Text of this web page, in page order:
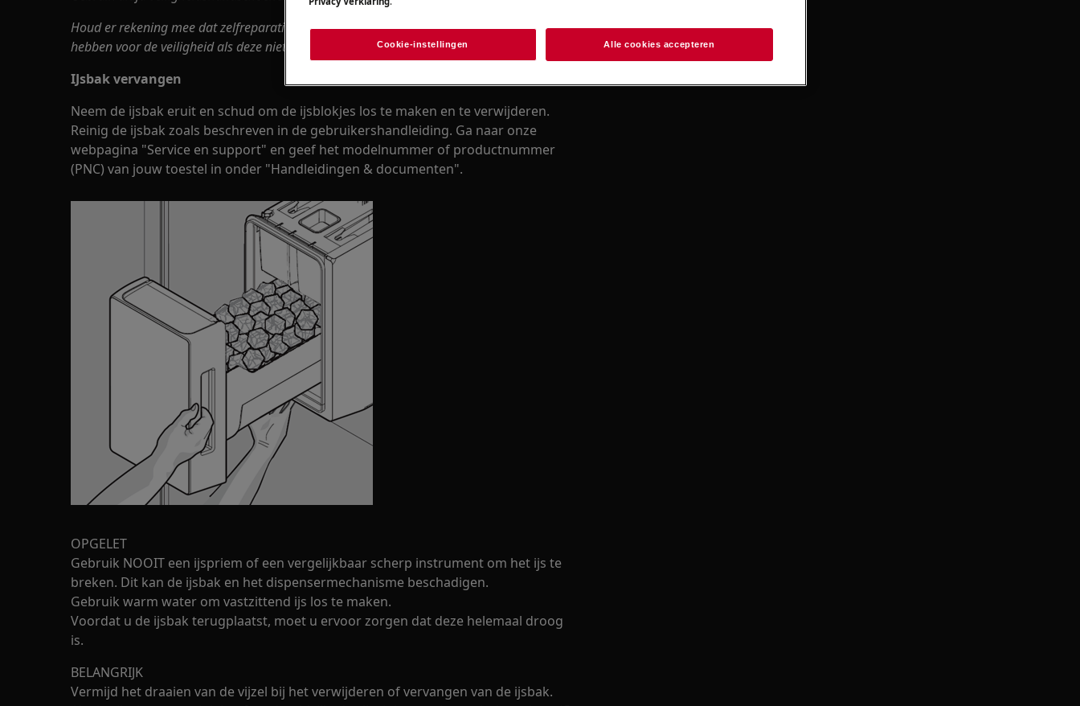
Houd er rekening mee dat zelfreparatie of niet-professionele reparatie gevolgen kan
hebben voor de veiligheid als deze niet correct wordt uitgevoerd.
IJsbak vervangen
Neem de ijsbak eruit en schud om de ijsblokjes los te maken en te verwijderen.
Reinig de ijsbak zoals beschreven in de gebruikershandleiding. Ga naar onze
webpagina "Service en support" en geef het modelnummer of productnummer
(PNC) van jouw toestel in onder "Handleidingen & documenten".
OPGELET
Gebruik NOOIT een ijspriem of een vergelijkbaar scherp instrument om het ijs te
breken. Dit kan de ijsbak en het dispensermechanisme beschadigen.
Gebruik warm water om vastzittend ijs los te maken.
Voordat u de ijsbak terugplaatst, moet u ervoor zorgen dat deze helemaal droog
is.
BELANGRIJK
Vermijd het draaien van de vijzel bij het verwijderen of vervangen van de ijsbak.
Cookie-instellingen Alle cookies accepteren